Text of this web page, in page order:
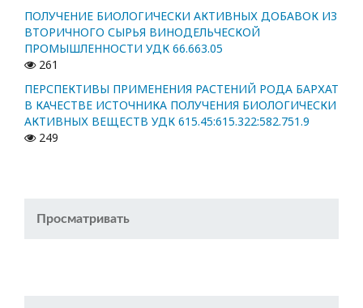
ПОЛУЧЕНИЕ БИОЛОГИЧЕСКИ АКТИВНЫХ ДОБАВОК ИЗ
ВТОРИЧНОГО СЫРЬЯ ВИНОДЕЛЬЧЕСКОЙ
ПРОМЫШЛЕННОСТИ УДК 66.663.05
261
ПЕРСПЕКТИВЫ ПРИМЕНЕНИЯ РАСТЕНИЙ РОДА БАРХАТ
В КАЧЕСТВЕ ИСТОЧНИКА ПОЛУЧЕНИЯ БИОЛОГИЧЕСКИ
АКТИВНЫХ ВЕЩЕСТВ УДК 615.45:615.322:582.751.9
249
Просматривать